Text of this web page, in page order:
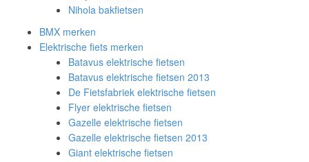
Nihola bakfietsen
BMX merken
Elektrische fiets merken
Batavus elektrische fietsen
Batavus elektrische fietsen 2013
De Fietsfabriek elektrische fietsen
Flyer elektrische fietsen
Gazelle elektrische fietsen
Gazelle elektrische fietsen 2013
Giant elektrische fietsen